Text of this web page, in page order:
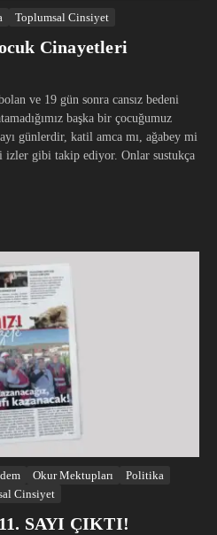
Toplumsal Cinsiyet
Cinayetleri
ve 19 gün sonra cansız bedeni
başka bir çocuğumuz
günlerdir, katil amca mı, ağabey mi
izler gibi takip ediyor. Onlar sustukça
Okur Mektupları
Politika
Cinsiyet
SAYI ÇIKTI!